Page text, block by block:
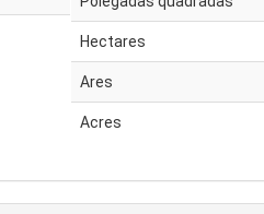
Hectares
Ares
Acres